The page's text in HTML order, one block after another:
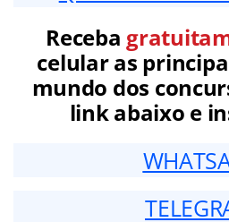
Receba
celular as
mundo dos
link abaixo e